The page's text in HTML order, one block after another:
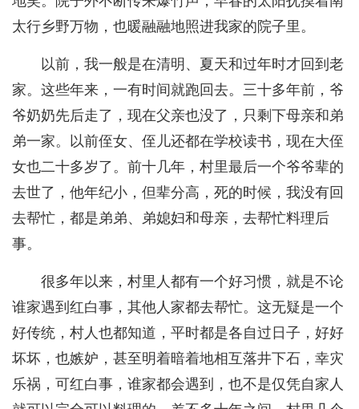
太行乡野万物，也暖融融地照进我家的院子里。
以前，我一般是在清明、夏天和过年时才回到老
家。这些年来，一有时间就跑回去。三十多年前，爷
爷奶奶先后走了，现在父亲也没了，只剩下母亲和弟
弟一家。以前侄女、侄儿还都在学校读书，现在大侄
女也二十多岁了。前十几年，村里最后一个爷爷辈的
去世了，他年纪小，但辈分高，死的时候，我没有回
去帮忙，都是弟弟、弟媳妇和母亲，去帮忙料理后
事。
很多年以来，村里人都有一个好习惯，就是不论
谁家遇到红白事，其他人家都去帮忙。这无疑是一个
好传统，村人也都知道，平时都是各自过日子，好好
坏坏，也嫉妒，甚至明着暗着地相互落井下石，幸灾
乐祸，可红白事，谁家都会遇到，也不是仅凭自家人